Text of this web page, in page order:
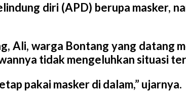
diri (APD) berupa masker,
Ali, warga Bontang yang datang
tidak mengeluhkan situasi
pakai masker di dalam,” ujarnya.